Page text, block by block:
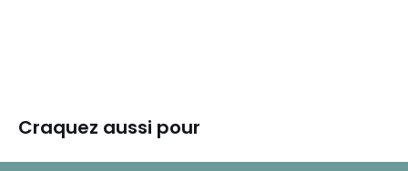
Craquez aussi pour